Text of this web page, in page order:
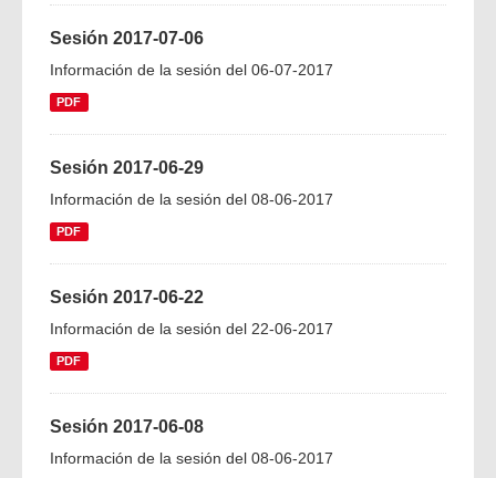
Sesión 2017-07-06
Información de la sesión del 06-07-2017
PDF
Sesión 2017-06-29
Información de la sesión del 08-06-2017
PDF
Sesión 2017-06-22
Información de la sesión del 22-06-2017
PDF
Sesión 2017-06-08
Información de la sesión del 08-06-2017